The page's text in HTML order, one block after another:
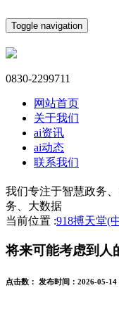
Toggle navigation
0830-2299711
网站首页
关于我们
ai资讯
ai动态
联系我们
我们专注于智慧政务
务、大数据
当前位置 :918搏天堂(
将来可能考虑到人
点击数： 发布时间： 2026-05-14